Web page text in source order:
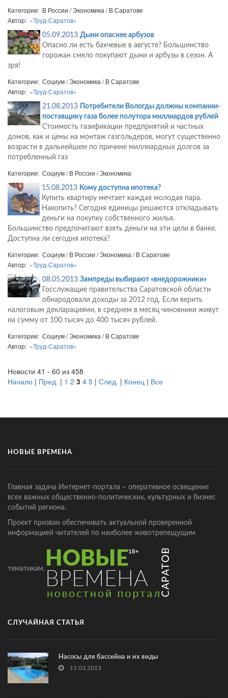
Категории: В России / Экономика / В Саратове
Автор: «Труд-Саратов»
05.09.2013 Дыни опаснее арбузов
Опасно ли есть бахчевые в августе? Большинство
горожан смело покупают дыни и арбузы в сезон. А
зря!
Категории: Социум / Экономика / В Саратове
Автор: «Труд-Саратов»
21.08.2013
Потребители Вологды должны компании-
поставщику газа более полутора миллиардов рублей
Стоимость газификации предприятий и частных
домов, как и цены на монтаж газгольдеров, могут существенно
возрасти в дальнейшем по причине миллиардных долгов за
потребленный газ
Категории: Социум / В России / Экономика
15.08.2013 Кому доступна ипотека?
Купить квартиру мечтает каждая молодая пара.
Накопить? Сегодня единицы решаются откладывать
деньги на покупку собственного жилья.
Большинство предпочитают взять деньги на эти цели в банке.
Доступна ли сегодня ипотека?
Категории: Социум / В России / Экономика / В Саратове
Автор: «Труд-Саратов»
08.05.2013 Зампреды выбирают «внедорожники»
Госслужащие правительства Саратовской области
обнародовали доходы за 2012 год. Если верить
налоговым декларациями, в среднем в месяц чиновники живут
на сумму от 100 тысяч до 400 тысяч рублей.
Категории: Социум / Экономика / В Саратове
Автор: «Труд-Саратов»
Новости 41 - 60 из 458
Начало | Пред. | 1 2 3 4 5 | След. | Конец | Все
НОВЫЕ ВРЕМЕНА
Главная задача Интернет-портала – оперативное освещение
всех важных общественно-политических, культурных и бизнес
событий региона.
Проект призван обеспечивать актуальной проверенной
информацией читателей по наиболее животрепещущим
тематикам.
СЛУЧАЙНАЯ СТАТЬЯ
Насосы для бассейна и их виды
15.03.2013